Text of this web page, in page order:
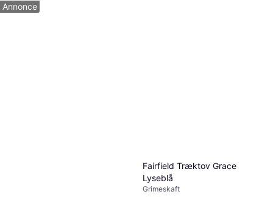
Fairfield Træktov Grace
Lyseblå
Grimeskaft
Annonce